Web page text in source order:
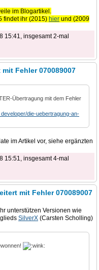
im Blogartikel.
findet ihr (2015) hier und (2009
15:41, insgesamt 2-mal
Fehler 070089007
Übertragung mit dem Fehler
die-uebertragung-an-
im Artikel vor, siehe ergänzten
15:51, insgesamt 4-mal
mit Fehler 070089007
unterstützen Versionen wie
SilverX (Carsten Scholling)